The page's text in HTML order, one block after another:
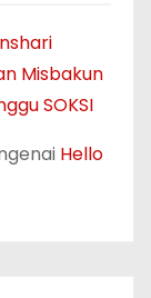
Misbakun
SOKSI
Hello